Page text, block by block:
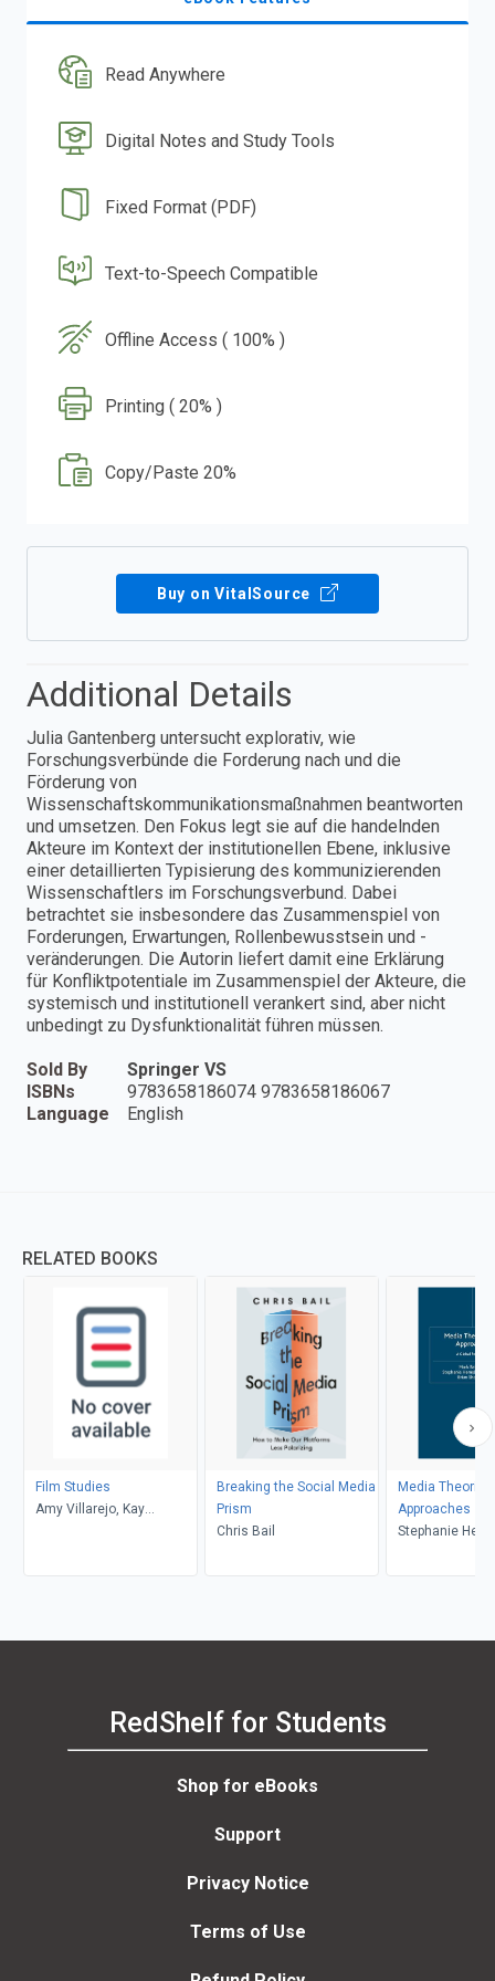
Read Anywhere
Digital Notes and Study Tools
Fixed Format (PDF)
Text-to-Speech Compatible
Offline Access ( 100% )
Printing ( 20% )
Copy/Paste 20%
Buy on VitalSource
Additional Details
Julia Gantenberg untersucht explorativ, wie
Forschungsverbünde die Forderung nach und die
Förderung von
Wissenschaftskommunikationsmaßnahmen beantworten
und umsetzen. Den Fokus legt sie auf die handelnden
Akteure im Kontext der institutionellen Ebene, inklusive
einer detaillierten Typisierung des kommunizierenden
Wissenschaftlers im Forschungsverbund. Dabei
betrachtet sie insbesondere das Zusammenspiel von
Forderungen, Erwartungen, Rollenbewusstsein und -
veränderungen. Die Autorin liefert damit eine Erklärung
für Konfliktpotentiale im Zusammenspiel der Akteure, die
systemisch und institutionell verankert sind, aber nicht
unbedingt zu Dysfunktionalität führen müssen.
Sold By
Springer VS
ISBNs
9783658186074 9783658186067
Language
English
RELATED BOOKS
Film Studies
Amy Villarejo, Kay
Breaking the Social Media
Prism
Chris Bail
Media
Approaches
Stephanie
Mark Balnaves
RedShelf for Students
Shop for eBooks
Support
Privacy Notice
Terms of Use